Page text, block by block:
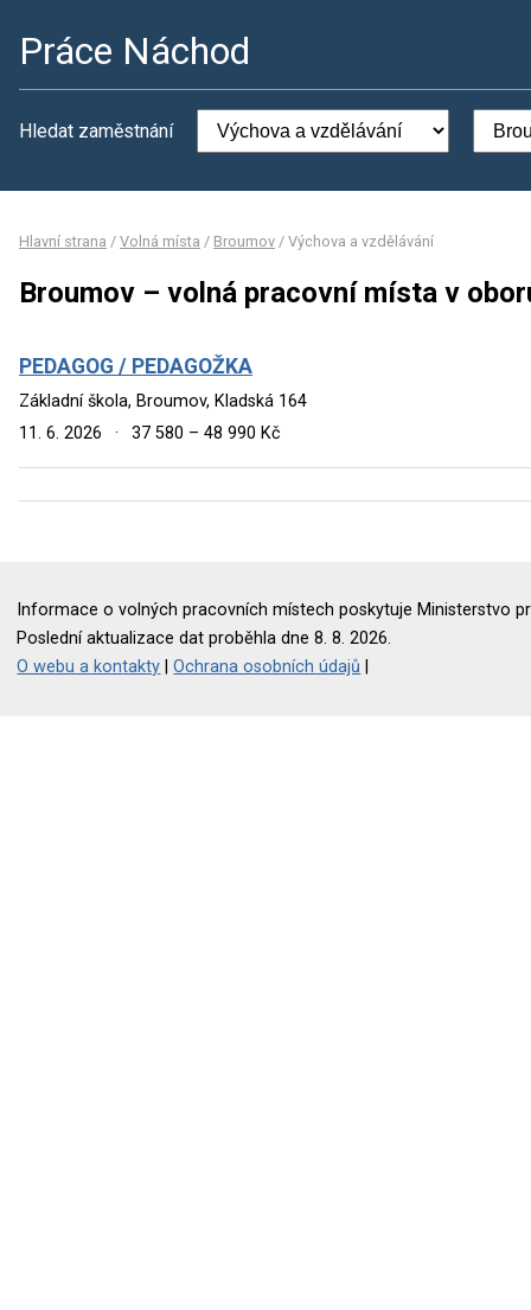
Práce Náchod
Hledat zaměstnání
Hlavní strana / Volná místa / Broumov / Výchova a vzdělávání
Broumov – volná pracovní místa v
PEDAGOG / PEDAGOŽKA
Základní škola, Broumov, Kladská 164
11. 6. 2026
· 37 580 – 48 990 Kč
Informace o volných pracovních místech poskytuje Ministerstvo
Poslední aktualizace dat proběhla dne 8. 8. 2026.
O webu a kontakty |Ochrana osobních údajů